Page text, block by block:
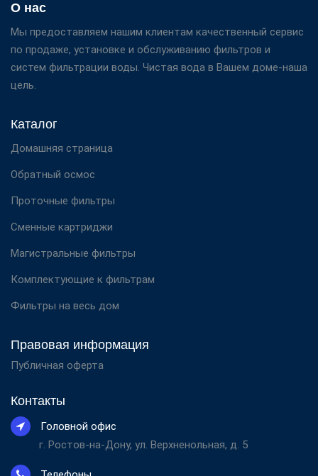
О нас
Мы предоставляем нашим клиентам качественный сервис
по продаже, установке и обслуживанию фильтров и
систем фильтрации воды. Чистая вода в Вашем доме-наша
цель.
Каталог
Домашняя страница
Обратный осмос
Проточные фильтры
Сменные картриджи
Магистральные фильтры
Комплектующие к фильтрам
Фильтры на весь дом
Правовая информация
Публичная оферта
Контакты
Головной офис
г. Ростов-на-Дону, ул. Верхненольная, д. 5